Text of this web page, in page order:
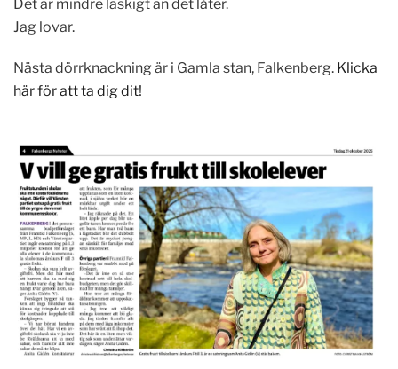
Det är mindre läskigt än det låter.
Jag lovar.
Nästa dörrknackning är i Gamla stan, Falkenberg. Klicka
här för att ta dig dit!